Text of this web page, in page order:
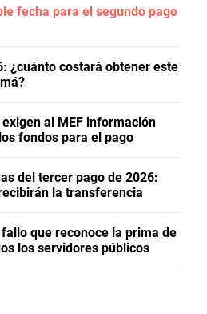
fecha para el segundo pago
¿cuánto costará obtener este
al MEF información
fondos para el pago
del tercer pago de 2026:
la transferencia
que reconoce la prima de
los servidores públicos